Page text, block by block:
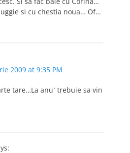
si cu chestia noua… Of…
2009 at 9:35 PM
tare…La anu` trebuie sa vin